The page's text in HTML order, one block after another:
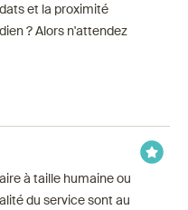
et la proximité
? Alors n'attendez
à taille humaine ou
du service sont au